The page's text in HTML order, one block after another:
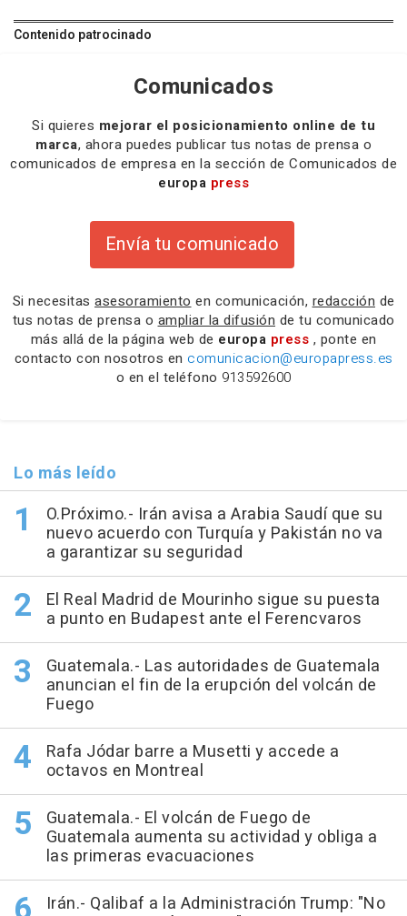
Contenido patrocinado
Comunicados
Si quieres mejorar el posicionamiento online de tu
marca, ahora puedes publicar tus notas de prensa o
comunicados de empresa en la sección de Comunicados de
europa press
Envía tu comunicado
Si necesitas asesoramiento en comunicación, redacción de
tus notas de prensa o ampliar la difusión de tu comunicado
más allá de la página web de europa press , ponte en
contacto con nosotros en comunicacion@europapress.es
o en el teléfono 913592600
Lo más leído
O.Próximo.- Irán avisa a Arabia Saudí que su
nuevo acuerdo con Turquía y Pakistán no va
a garantizar su seguridad
El Real Madrid de Mourinho sigue su puesta
a punto en Budapest ante el Ferencvaros
Guatemala.- Las autoridades de Guatemala
anuncian el fin de la erupción del volcán de
Fuego
Rafa Jódar barre a Musetti y accede a
octavos en Montreal
Guatemala.- El volcán de Fuego de
Guatemala aumenta su actividad y obliga a
las primeras evacuaciones
Irán.- Qalibaf a la Administración Trump: "No